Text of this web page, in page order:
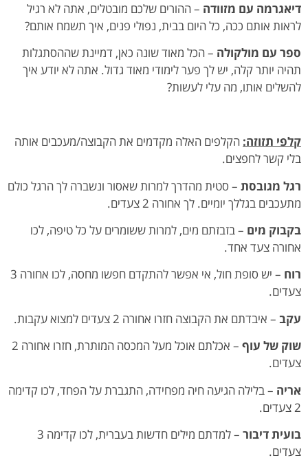
דיאגרמה עם מזוודה – ההורים שלכם מובטלים, אתה לא רגיל
לראות אותם ככה, כל היום בבית, נפולי פנים, איך תשמח אותם?
ספר עם מולקולה – הכל מאוד שונה כאן, דמיינת שההסתגלות
תהיה יותר קלה, יש לך פער לימודי מאוד גדול. אתה לא יודע איך
להשלים אותו, מה עלי לעשות?
קלפי תזוזה: הקלפים האלה מקדמים את הקבוצה/מעכבים אותה
בלי קשר לחפצים.
רגל מגובסת – סטית מהדרך למרות שאסור ונשברה לך הרגל כולם
מתעכבים בגללך יומיים. לך אחורה 2 צעדים.
בקבוק מים – בזבזתם מים, למרות ששומרים על כל טיפה, לכו
אחורה צעד אחד.
רוח
– יש סופת חול, אי אפשר להתקדם חפשו מחסה, לכו אחורה 3
צעדים.
עקב – איבדתם את הקבוצה חזרו אחורה 2 צעדים למצוא עקבות.
שוק של עוף
– אכלתם אוכל מעל המכסה המותרת, חזרו אחורה 2
צעדים.
אריה – בלילה הגיעה חיה מפחידה, התגברת על הפחד, לכו קדימה
2 צעדים.
בועית דיבור
– למדתם מילים חדשות בעברית, לכו קדימה 3
צעדים.